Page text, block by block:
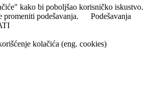
kako bi poboljšao korisničko iskustvo.
podešavanja.
Podešavanja
kolačića (eng. cookies)